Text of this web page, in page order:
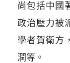
尚包括中國
政治壓力被
學者賀衛方
潤等。